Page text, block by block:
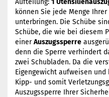
Aufteilung: 1
können Sie jede Menge
unterbringen. Die Schübe
Schübe, die wie bei diesem
einerAuszugssperre
denn die Sperre verhindert
zwei Schubladen. Da die
Eigengewicht aufweisen
Kipp- und somit
Auszugssperre Ihrer